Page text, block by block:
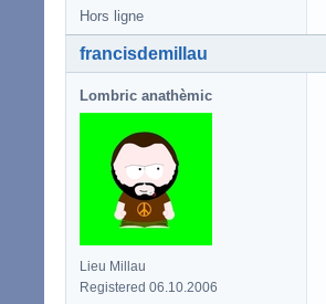
Hors ligne
francisdemillau
Lombric anathèmic
Lieu Millau
Registered 06.10.2006